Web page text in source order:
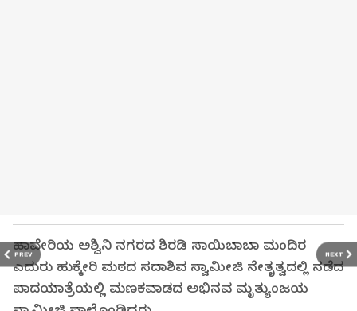
PREV NEXT
ಹಾವೇರಿಯ ಅಶ್ವಿನಿ ನಗರದ ಶಿರಡಿ ಸಾಯಿಬಾಬಾ ಮಂದಿರ
ಎದುರು ಹುಕ್ಕೇರಿ ಮಠದ ಸದಾಶಿವ ಸ್ವಾಮೀಜಿ ನೇತೃತ್ವದಲ್ಲಿ ನಡೆದ
ಪಾದಯಾತ್ರೆಯಲ್ಲಿ ಮಣಕವಾಡದ ಅಭಿನವ ಮೃತ್ಯುಂಜಯ